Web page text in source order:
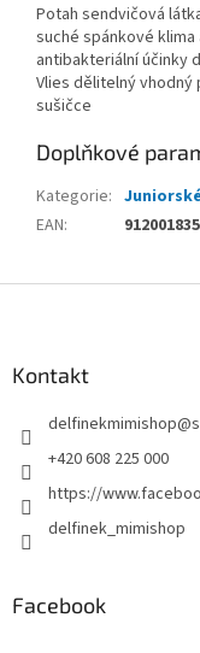
Potah sendvičová
suché spánkové
antibakteriální účinky
Vlies dělitelný vhodný
sušičce
Doplňkové
Kategorie:
EAN:
Kontakt
delfinekmimishop@
+420 608 225 000
https://
delfinek_mimishop
Facebook